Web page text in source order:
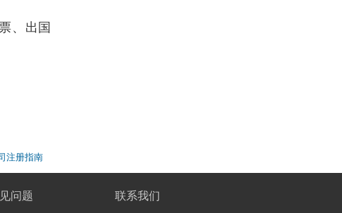
、出国
注册指南
问题 联系我们